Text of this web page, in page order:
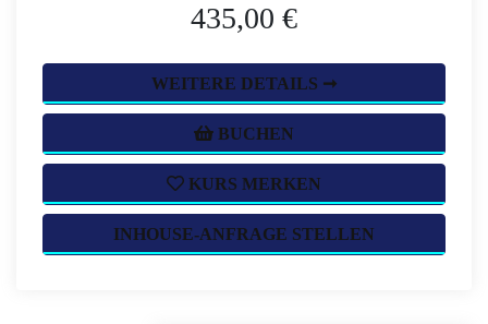
435,00 €
WEITERE DETAILS ➞
BUCHEN
KURS MERKEN
INHOUSE-ANFRAGE STELLEN